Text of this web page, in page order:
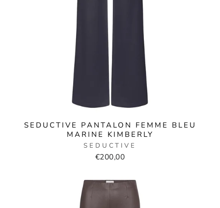
SEDUCTIVE PANTALON FEMME BLEU
MARINE KIMBERLY
SEDUCTIVE
€200,00